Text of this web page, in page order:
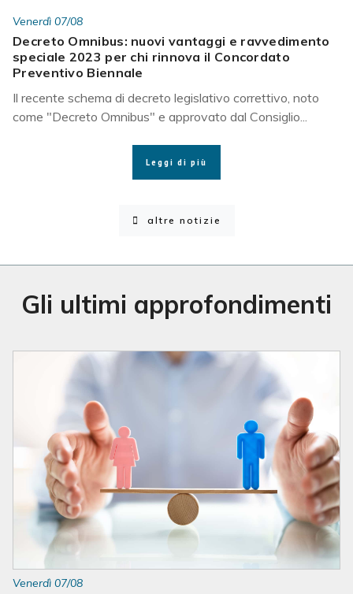
Venerdì 07/08
Decreto Omnibus: nuovi vantaggi e ravvedimento
speciale 2023 per chi rinnova il Concordato
Preventivo Biennale
Il recente schema di decreto legislativo correttivo, noto
come "Decreto Omnibus" e approvato dal Consiglio...
Leggi di più
altre notizie
Gli ultimi approfondimenti
Venerdì 07/08